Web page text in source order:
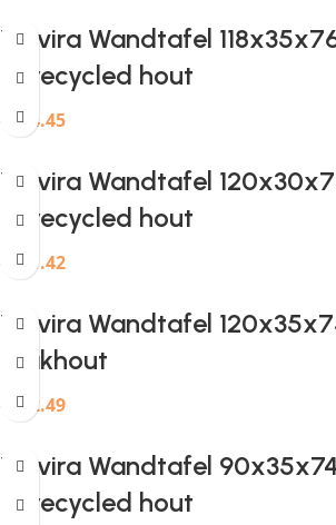
Provira Wandtafel
gerecycled hout
€ 124.45
Provira Wandtafel
gerecycled hout
€ 121.42
Provira Wandtafel
teakhout
€ 122.49
Provira Wandtafel
gerecycled hout